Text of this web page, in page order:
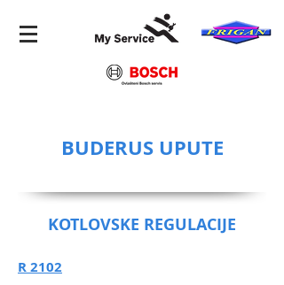
BUDERUS UPUTE
KOTLOVSKE REGULACIJE
R 2102